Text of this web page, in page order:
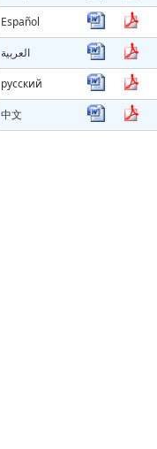
Español
العربية
русский
中文